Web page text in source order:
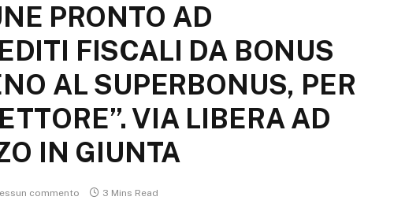
PRONTO AD
FISCALI DA BONUS
AL SUPERBONUS, PER
VIA LIBERA AD
IN GIUNTA
commento 3 Mins Read